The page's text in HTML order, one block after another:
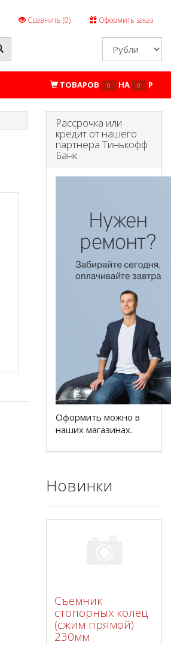
Сравнить (0) Оформить заказ
ТОВАРОВ 0 НА 0 P
Рассрочка или
кредит от нашего
партнера Тинькофф
Банк
Оформить можно в
наших магазинах.
Новинки
Съемник
стопорных колец
(сжим прямой)
230мм